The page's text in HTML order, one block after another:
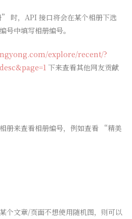
时，API 接口将会在某个相册下选
号中填写相册编号。
explore/recent/?
下来查看其他网友贡献
册来查看相册编号，例如查看 “精美
个文章/页面不想使用随机图，则可以